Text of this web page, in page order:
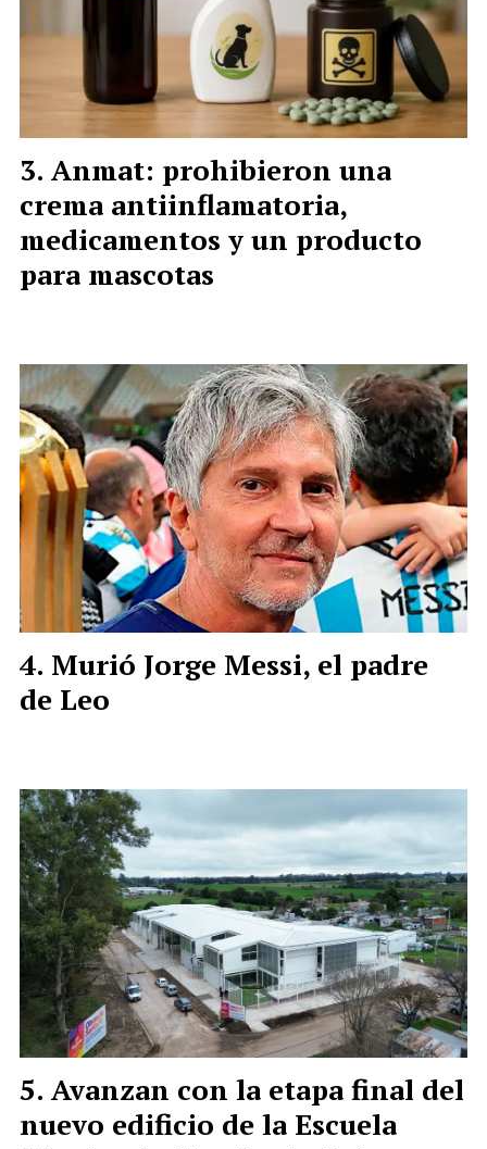
Anmat: prohibieron una
crema antiinflamatoria,
medicamentos y un producto
para mascotas
Murió Jorge Messi, el padre
de Leo
Avanzan con la etapa final del
nuevo edificio de la Escuela